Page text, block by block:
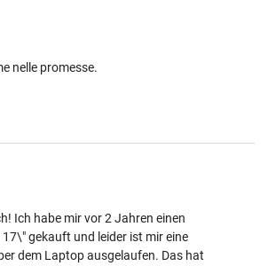
nelle promesse.
Ich habe mir vor 2 Jahren einen
gekauft und leider ist mir eine
dem Laptop ausgelaufen. Das hat